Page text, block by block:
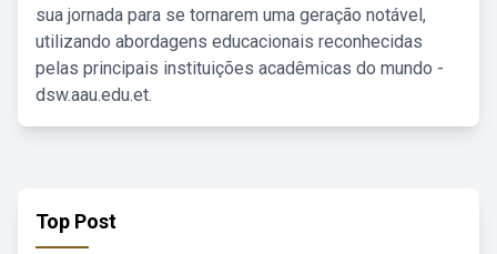
sua jornada para se tornarem uma geração notável,
utilizando abordagens educacionais reconhecidas
pelas principais instituições acadêmicas do mundo -
dsw.aau.edu.et.
Top Post